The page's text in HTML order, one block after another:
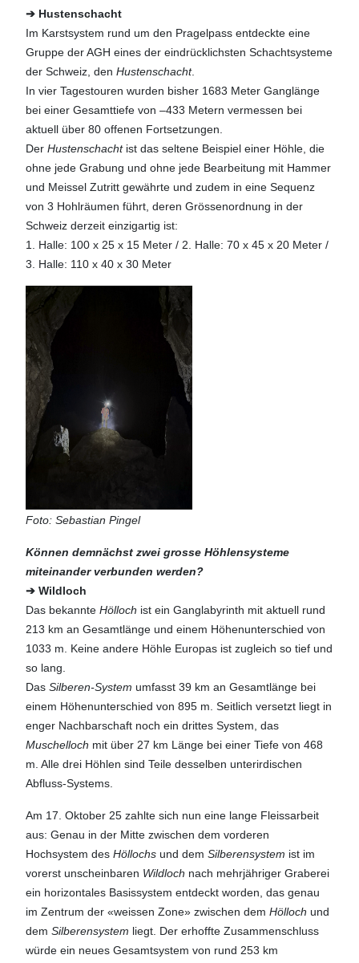
➔ Hustenschacht
Im Karstsystem rund um den Pragelpass entdeckte eine
Gruppe der AGH eines der eindrücklichsten Schachtsysteme
der Schweiz, den Hustenschacht.
In vier Tagestouren wurden bisher 1683 Meter Ganglänge
bei einer Gesamttiefe von –433 Metern vermessen bei
aktuell über 80 offenen Fortsetzungen.
Der Hustenschachtist das seltene Beispiel einer Höhle, die
ohne jede Grabung und ohne jede Bearbeitung mit Hammer
und Meissel Zutritt gewährte und zudem in eine Sequenz
von 3 Hohlräumen führt, deren Grössenordnung in der
Schweiz derzeit einzigartig ist:
1. Halle: 100 x 25 x 15 Meter / 2. Halle: 70 x 45 x 20 Meter /
3. Halle: 110 x 40 x 30 Meter
Foto: Sebastian Pingel
Können demnächst zwei grosse Höhlensysteme
miteinander verbunden werden?
➔ Wildloch
Das bekannte Hölloch ist ein Ganglabyrinth mit aktuell rund
213 km an Gesamtlänge und einem Höhenunterschied von
1033 m. Keine andere Höhle Europas ist zugleich so tief und
so lang.
Das Silberen-System umfasst 39 km an Gesamtlänge bei
einem Höhenunterschied von 895 m. Seitlich versetzt liegt in
enger Nachbarschaft noch ein drittes System, das
Muschelloch mit über 27 km Länge bei einer Tiefe von 468
m. Alle drei Höhlen sind Teile desselben unterirdischen
Abfluss-Systems.
Am 17. Oktober 25 zahlte sich nun eine lange Fleissarbeit
aus: Genau in der Mitte zwischen dem vorderen
Hochsystem des Höllochs und dem Silberensystem ist im
vorerst unscheinbaren Wildloch nach mehrjähriger Graberei
ein horizontales Basissystem entdeckt worden, das genau
im Zentrum der «weissen Zone» zwischen dem Hölloch und
dem Silberensystem liegt. Der erhoffte Zusammenschluss
würde ein neues Gesamtsystem von rund 253 km